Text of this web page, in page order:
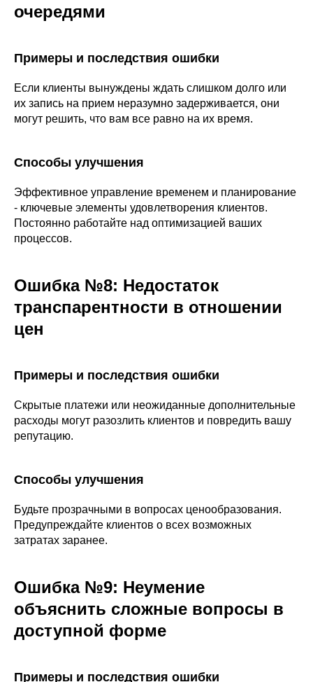
очередями
Примеры и последствия ошибки
Если клиенты вынуждены ждать слишком долго или
их запись на прием неразумно задерживается, они
могут решить, что вам все равно на их время.
Способы улучшения
Эффективное управление временем и планирование
- ключевые элементы удовлетворения клиентов.
Постоянно работайте над оптимизацией ваших
процессов.
Ошибка №8: Недостаток
транспарентности в отношении
цен
Примеры и последствия ошибки
Скрытые платежи или неожиданные дополнительные
расходы могут разозлить клиентов и повредить вашу
репутацию.
Способы улучшения
Будьте прозрачными в вопросах ценообразования.
Предупреждайте клиентов о всех возможных
затратах заранее.
Ошибка №9: Неумение
объяснить сложные вопросы в
доступной форме
Примеры и последствия ошибки